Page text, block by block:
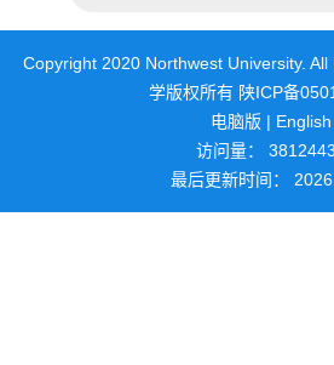
Copyright 2020 Northwest University.
学版权所有 陕ICP备
电脑版 | English
访问量：
最后更新时间： 2026